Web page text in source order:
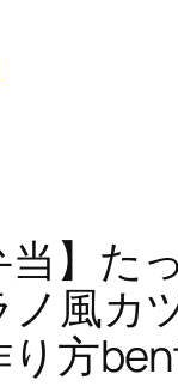
当】た
ノ風カ
り方